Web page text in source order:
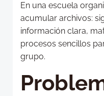
En una escuela
acumular archivos:
información clara,
procesos sencillos
grupo.